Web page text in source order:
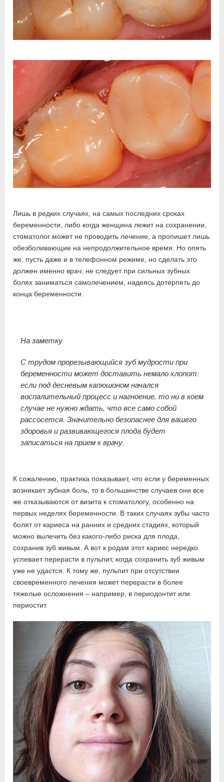
Лишь в редких случаях, на самых последних сроках
беременности, либо когда женщина лежит на сохранении,
стоматолог может не проводить лечение, а пропишет лишь
обезболивающие на непродолжительное время. Но опять
же, пусть даже и в телефонном режиме, но сделать это
должен именно врач: не следует при сильных зубных
болях заниматься самолечением, надеясь дотерпеть до
конца беременности.
На заметку
С трудом прорезывающийся зуб мудрости при
беременности может доставить немало хлопот:
если под десневым капюшоном начался
воспалительный процесс и нагноение, то ни в коем
случае не нужно ждать, что все само собой
рассосется. Значительно безопаснее для вашего
здоровья и развивающегося плода будет
записаться на прием к врачу.
К сожалению, практика показывает, что если у беременных
возникает зубная боль, то в большинстве случаев они все
же отказываются от визита к стоматологу, особенно на
первых неделях беременности. В таких случаях зубы часто
болят от кариеса на ранних и средних стадиях, который
можно вылечить без какого-либо риска для плода,
сохранив зуб живым. А вот к родам этот кариес нередко
успевает перерасти в пульпит, когда сохранить зуб живым
уже не удастся. К тому же, пульпит при отсутствии
своевременного лечения может перерасти в более
тяжелые осложнения – например, в периодонтит или
периостит.